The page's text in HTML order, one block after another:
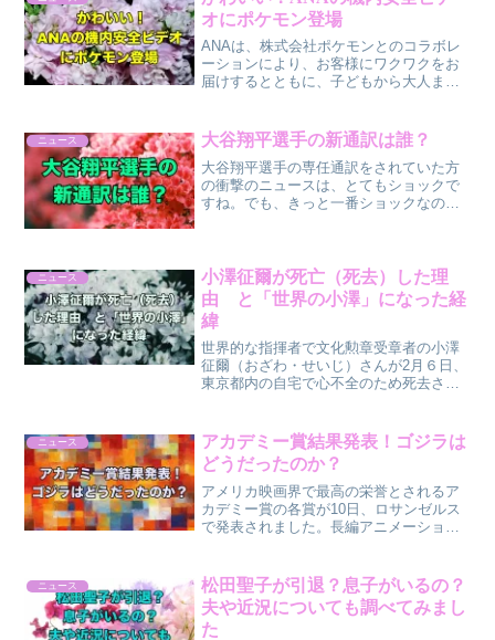
オにポケモン登場
ANAは、株式会社ポケモンとのコラボレ
ーションにより、お客様にワクワクをお
届けするとともに、子どもから大人まで
初の「機内安全ビデオ」です。2024年8月
15日から、20...
ニュース 大谷翔平選手の新通訳は誰？
大谷翔平選手の専任通訳をされていた方
の衝撃のニュースは、とてもショックで
すね。でも、きっと一番ショックなのは
なく、いろいろな面でサポ...
ニュース
小澤征爾が死亡（死去）した理
由 と「世界の小澤」になった経
緯
世界的な指揮者で文化勲章受章者の小澤
征爾（おざわ・せいじ）さんが2月６日、
東京都内の自宅で心不全のため死去され
は、高校の音楽の授業の時でした。誰か
の代わりに急に指揮を...
ニュース
アカデミー賞結果発表！ゴジラは
どうだったのか？
アメリカ映画界で最高の栄誉とされるア
カデミー賞の各賞が10日、ロサンゼルス
で発表されました。長編アニメーション
編アニメーション賞を受賞したのは、
2003年に同じく宮崎...
ニュース
松田聖子が引退？息子がいるの？
夫や近況についても調べてみまし
た